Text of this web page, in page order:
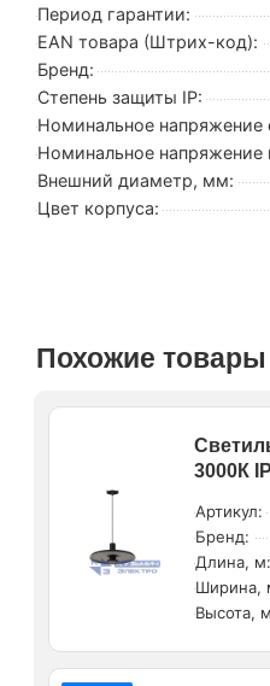
Период гарантии:
EAN товара (Штрих-код):
Бренд:
Степень защиты IP:
Номинальное напряжение
Номинальное напряжение
Внешний диаметр, мм:
Цвет корпуса:
Похожие товары
3000К
Артикул:
Бренд:
Длина, м:
Ширина,
Высота,